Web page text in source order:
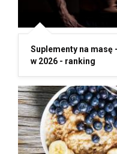
Suplementy na masę
w 2026 - ranking